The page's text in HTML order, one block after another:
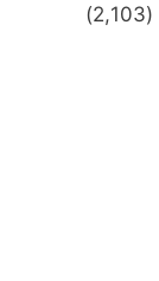
(2,103)